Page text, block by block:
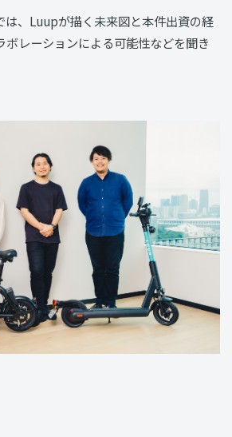
は、Luupが描く未来図と本件出資の経
ボレーションによる可能性などを聞き